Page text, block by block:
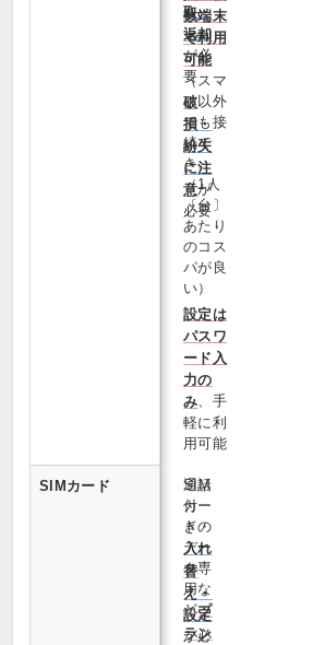
数端末
で利用
可能
（スマ
ホ以外
でも接
続で
き、
（1人
〔台〕
あたり
のコス
パが良
い）
設定は
パスワ
ード入
力の
み、手
軽に利
用可能
取・
返却
が必
要
破
損・
紛失
に注
意が
必要
SIMカード
通話
付
き・
デー
タ専
用な
どプ
ラン
SIM
カー
ドの
入れ
替
え・
設定
が必